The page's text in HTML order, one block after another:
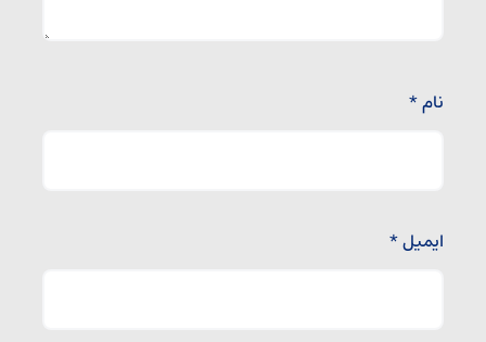
نام*
ایمیل*